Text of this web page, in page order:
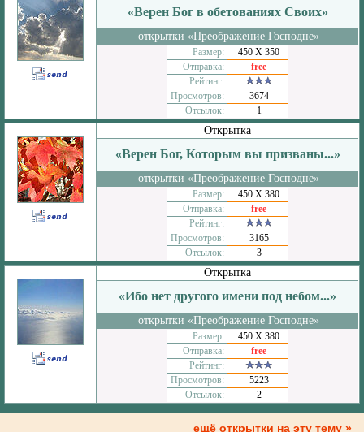
«Верен Бог в обетованиях Своих»
открытки «Преображение Господне»
Размер:
450 Х 350
Отправка:
free
Рейтинг:
Просмотров:
3674
Отсылок:
1
Открытка
«Верен Бог, Которым вы призваны...»
открытки «Преображение Господне»
Размер:
450 Х 380
Отправка:
free
Рейтинг:
Просмотров:
3165
Отсылок:
3
Открытка
«Ибо нет другого имени под небом...»
открытки «Преображение Господне»
Размер:
450 Х 380
Отправка:
free
Рейтинг:
Просмотров:
5223
Отсылок:
2
ещё открытки на эту тему »